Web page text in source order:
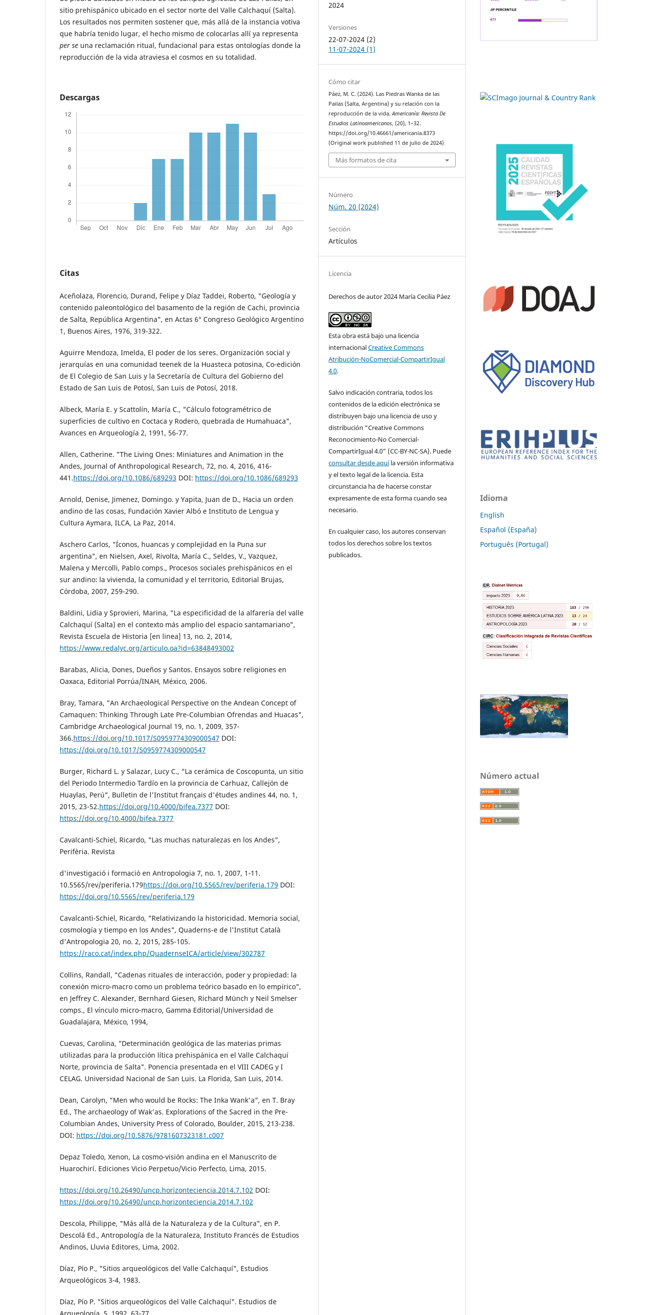
sitio prehispánico ubicado en el sector norte del Valle Calchaquí (Salta).
Los resultados nos permiten sostener que, más allá de la instancia votiva
que habría tenido lugar, el hecho mismo de colocarlas allí ya representa
per se una reclamación ritual, fundacional para estas ontologías donde la
reproducción de la vida atraviesa el cosmos en su totalidad.
Descargas
Citas
Aceñolaza, Florencio, Durand, Felipe y Díaz Taddei, Roberto, "Geología y
contenido paleontológico del basamento de la región de Cachi, provincia
de Salta, República Argentina", en Actas 6° Congreso Geológico Argentino
1, Buenos Aires, 1976, 319-322.
Aguirre Mendoza, Imelda, El poder de los seres. Organización social y
jerarquías en una comunidad teenek de la Huasteca potosina, Co-edición
de El Colegio de San Luis y la Secretaría de Cultura del Gobierno del
Estado de San Luis de Potosí, San Luis de Potosí, 2018.
Albeck, María E. y Scattolín, María C., "Cálculo fotogramétrico de
superficies de cultivo en Coctaca y Rodero, quebrada de Humahuaca",
Avances en Arqueología 2, 1991, 56-77.
Allen, Catherine. "The Living Ones: Miniatures and Animation in the
Andes, Journal of Anthropological Research, 72, no. 4, 2016, 416-
441.https://doi.org/10.1086/689293 DOI: https://doi.org/10.1086/689293
Arnold, Denise, Jimenez, Domingo. y Yapita, Juan de D., Hacia un orden
andino de las cosas, Fundación Xavier Albó e Instituto de Lengua y
Cultura Aymara, ILCA, La Paz, 2014.
Aschero Carlos, "Íconos, huancas y complejidad en la Puna sur
argentina", en Nielsen, Axel, Rivolta, María C., Seldes, V., Vazquez,
Malena y Mercolli, Pablo comps., Procesos sociales prehispánicos en el
sur andino: la vivienda, la comunidad y el territorio, Editorial Brujas,
Córdoba, 2007, 259-290.
Baldini, Lidia y Sprovieri, Marina, "La especificidad de la alfarería del valle
Calchaquí (Salta) en el contexto más amplio del espacio santamariano",
Revista Escuela de Historia [en linea] 13, no. 2, 2014,
https://www.redalyc.org/articulo.oa?id=63848493002
Barabas, Alicia, Dones, Dueños y Santos. Ensayos sobre religiones en
Oaxaca, Editorial Porrúa/INAH, México, 2006.
Bray, Tamara, "An Archaeological Perspective on the Andean Concept of
Camaquen: Thinking Through Late Pre-Columbian Ofrendas and Huacas",
Cambridge Archaeological Journal 19, no. 1, 2009, 357-
366.https://doi.org/10.1017/S0959774309000547 DOI:
https://doi.org/10.1017/S0959774309000547
Burger, Richard L. y Salazar, Lucy C., "La cerámica de Coscopunta, un sitio
del Periodo Intermedio Tardío en la provincia de Carhuaz, Callejón de
Huaylas, Perú", Bulletin de l'Institut français d'études andines 44, no. 1,
2015, 23-52.https://doi.org/10.4000/bifea.7377 DOI:
https://doi.org/10.4000/bifea.7377
Cavalcanti-Schiel, Ricardo, "Las muchas naturalezas en los Andes",
Perifèria. Revista
d'investigació i formació en Antropologia 7, no. 1, 2007, 1-11.
10.5565/rev/periferia.179https://doi.org/10.5565/rev/periferia.179 DOI:
https://doi.org/10.5565/rev/periferia.179
Cavalcanti-Schiel, Ricardo, "Relativizando la historicidad. Memoria social,
cosmología y tiempo en los Andes", Quaderns-e de l'Institut Català
d'Antropologia 20, no. 2, 2015, 285-105.
https://raco.cat/index.php/QuadernseICA/article/view/302787
Collins, Randall, "Cadenas rituales de interacción, poder y propiedad: la
conexión micro-macro como un problema teórico basado en lo empírico",
en Jeffrey C. Alexander, Bernhard Giesen, Richard Münch y Neil Smelser
comps., El vínculo micro-macro, Gamma Editorial/Universidad de
Guadalajara, México, 1994,
Cuevas, Carolina, "Determinación geológica de las materias primas
utilizadas para la producción lítica prehispánica en el Valle Calchaquí
Norte, provincia de Salta". Ponencia presentada en el VIII CADEG y I
CELAG. Universidad Nacional de San Luis. La Florida, San Luis, 2014.
Dean, Carolyn, "Men who would be Rocks: The Inka Wank'a", en T. Bray
Ed., The archaeology of Wak'as. Explorations of the Sacred in the Pre-
Columbian Andes, University Press of Colorado, Boulder, 2015, 213-238.
DOI: https://doi.org/10.5876/9781607323181.c007
Depaz Toledo, Xenon, La cosmo-visión andina en el Manuscrito de
Huarochirí. Ediciones Vicio Perpetuo/Vicio Perfecto, Lima, 2015.
https://doi.org/10.26490/uncp.horizonteciencia.2014.7.102 DOI:
https://doi.org/10.26490/uncp.horizonteciencia.2014.7.102
Descola, Philippe, "Más allá de la Naturaleza y de la Cultura", en P.
Descolá Ed., Antropología de la Naturaleza, Instituto Francés de Estudios
Andinos, Lluvia Editores, Lima, 2002.
Díaz, Pío P., "Sitios arqueológicos del Valle Calchaquí", Estudios
Arqueológicos 3-4, 1983.
Díaz, Pío P. "Sitios arqueológicos del Valle Calchaquí". Estudios de
2024
Versiones
22-07-2024 (2)
11-07-2024 (1)
Cómo citar
Páez, M. C. (2024). Las Piedras Wanka de las
Pailas (Salta, Argentina) y su relación con la
reproducción de la vida.Americanía: Revista De
Estudios Latinoamericanos, (20), 1–32.
https://doi.org/10.46661/americania.8373
(Original work published 11 de julio de 2024)
Más formatos de cita
Número
Núm. 20 (2024)
Sección
Artículos
Licencia
Derechos de autor 2024 María Cecilia Páez
Esta obra está bajo una licencia
internacionalCreative Commons
Atribución-NoComercial-CompartirIgual
4.0.
Salvo indicación contraria, todos los
contenidos de la edición electrónica se
distribuyen bajo una licencia de uso y
distribución “Creative Commons
Reconocimiento-No Comercial-
CompartirIgual 4.0” (CC-BY-NC-SA). Puede
consultar desde aquíla versión informativa
y el texto legal de la licencia. Esta
circunstancia ha de hacerse constar
expresamente de esta forma cuando sea
necesario.
En cualquier caso, los autores conservan
todos los derechos sobre los textos
publicados.
Idioma
English
Español (España)
Português (Portugal)
Número actual